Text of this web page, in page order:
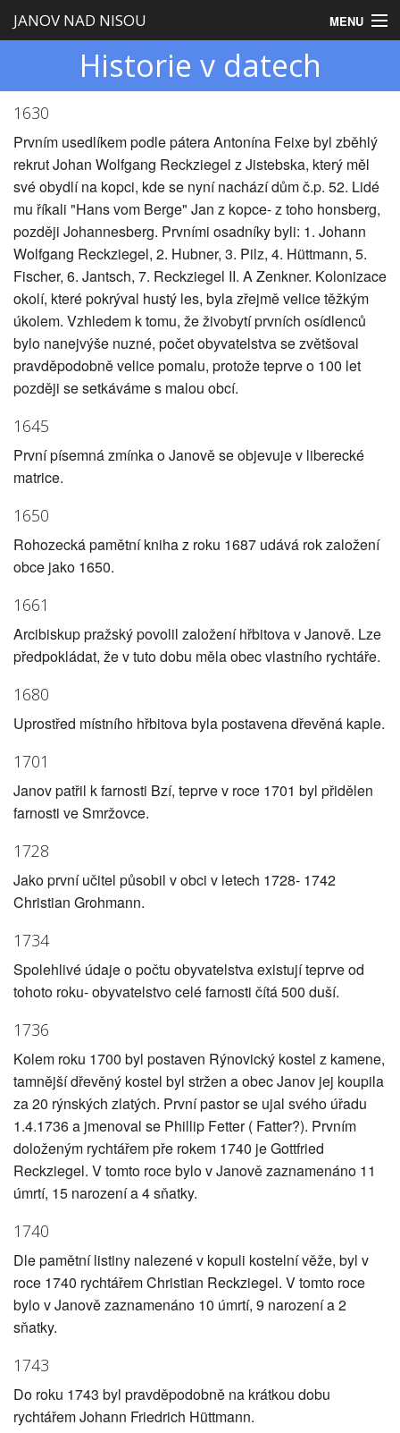
JANOV NAD NISOU MENU
Zastupitelstvo
Obec
Turistika
Historie v datech
1630
Prvním usedlíkem podle pátera Antonína Feixe byl zběhlý
rekrut Johan Wolfgang Reckziegel z Jistebska, který měl
své obydlí na kopci, kde se nyní nachází dům č.p. 52. Lidé
mu říkali "Hans vom Berge" Jan z kopce- z toho honsberg,
později Johannesberg. Prvními osadníky byli: 1. Johann
Wolfgang Reckziegel, 2. Hubner, 3. Pilz, 4. Hüttmann, 5.
Fischer, 6. Jantsch, 7. Reckziegel II. A Zenkner. Kolonizace
okolí, které pokrýval hustý les, byla zřejmě velice těžkým
úkolem. Vzhledem k tomu, že živobytí prvních osídlenců
bylo nanejvýše nuzné, počet obyvatelstva se zvětšoval
pravděpodobně velice pomalu, protože teprve o 100 let
později se setkáváme s malou obcí.
1645
První písemná zmínka o Janově se objevuje v liberecké
matrice.
1650
Rohozecká pamětní kniha z roku 1687 udává rok založení
obce jako 1650.
1661
Arcibiskup pražský povolil založení hřbitova v Janově. Lze
předpokládat, že v tuto dobu měla obec vlastního rychtáře.
1680
Uprostřed místního hřbitova byla postavena dřevěná kaple.
1701
Janov patřil k farnosti Bzí, teprve v roce 1701 byl přidělen
farnosti ve Smržovce.
1728
Jako první učitel působil v obci v letech 1728- 1742
Christian Grohmann.
1734
Spolehlivé údaje o počtu obyvatelstva existují teprve od
tohoto roku- obyvatelstvo celé farnosti čítá 500 duší.
1736
Kolem roku 1700 byl postaven Rýnovický kostel z kamene,
tamnější dřevěný kostel byl stržen a obec Janov jej koupila
za 20 rýnských zlatých. První pastor se ujal svého úřadu
1.4.1736 a jmenoval se Phillip Fetter ( Fatter?). Prvním
doloženým rychtářem pře rokem 1740 je Gottfried
Reckziegel. V tomto roce bylo v Janově zaznamenáno 11
úmrtí, 15 narození a 4 sňatky.
1740
Dle pamětní listiny nalezené v kopuli kostelní věže, byl v
roce 1740 rychtářem Christian Reckziegel. V tomto roce
bylo v Janově zaznamenáno 10 úmrtí, 9 narození a 2
sňatky.
1743
Do roku 1743 byl pravděpodobně na krátkou dobu
rychtářem Johann Friedrich Hüttmann.